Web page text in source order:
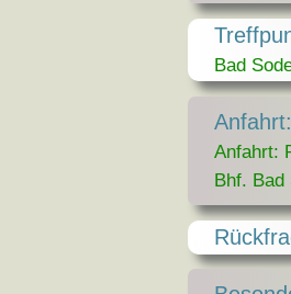
Bad
Anfahrt:
Anfahrt:
Bhf.